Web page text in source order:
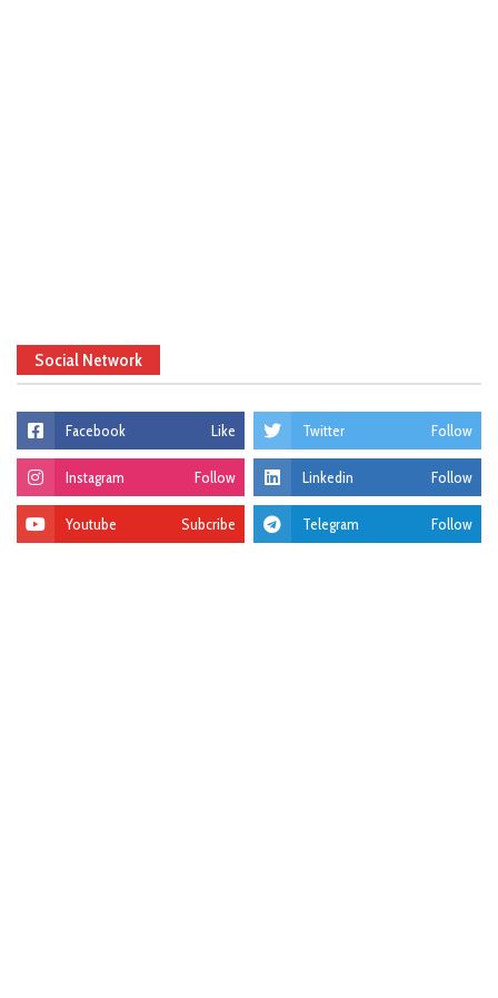
Social Network
Facebook Like Twitter Follow
Instagram Follow Linkedin Follow
Youtube Subcribe Telegram Follow